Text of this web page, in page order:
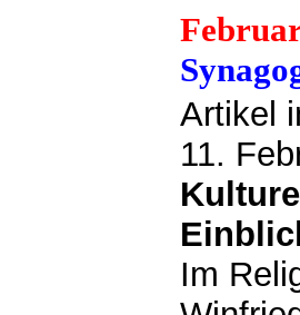
Artikel
11.
Im